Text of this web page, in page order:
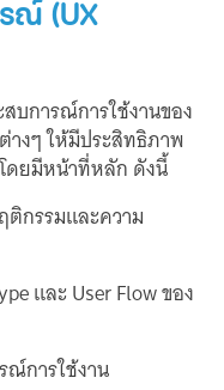
ณ์ (UX
บการณ์การใช้งานของ
งๆ ให้มีประสิทธิภาพ
ดยมีหน้าที่หลัก ดังนี้
ติกรรมและความ
และ User Flow ของ
ณ์การใช้งาน